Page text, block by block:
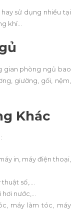
sử dụng nhiều tại
khí…
gian phòng ngủ bao
giường, gối, nệm,
Khác
in, máy điện thoại,
số,….
nước,…
máy làm tóc, máy